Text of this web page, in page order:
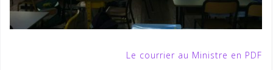
Le courrier au Ministre en PDF